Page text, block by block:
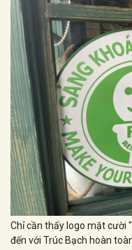
Chỉ cần thấy logo mặt cười
đến với Trúc Bạch hoàn